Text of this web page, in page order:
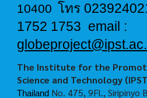
10400 โทร
1752 1753 email :
The Institute for the
Science and Technology
Thailand No. 475, 9Fl., Siripinyo